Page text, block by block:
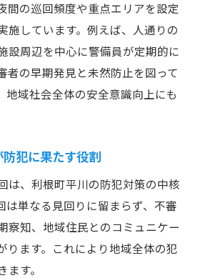
間の巡回頻度や重点エリアを設定
施しています。例えば、人通りの
設周辺を中心に警備員が定期的に
者の早期発見と未然防止を図って
地域社会全体の安全意識向上にも
犯に果たす役割
は、利根町平川の防犯対策の中核
は単なる見回りに留まらず、不審
察知、地域住民とのコミュニケー
ります。これにより地域全体の犯
す。